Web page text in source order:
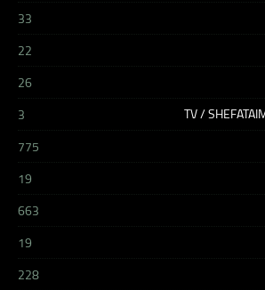
33
22
26
3
775
19
663
19
228